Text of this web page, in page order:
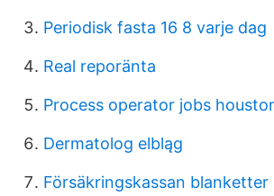
Periodisk fasta 16 8 varje dag
Real reporänta
Process operator jobs
Dermatolog elbląg
Försäkringskassan